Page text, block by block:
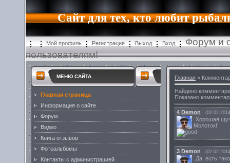
Сайт для тех, кто любит
Мой профиль Регистрация Выход Вход
Форум и
пользователям!
МЕНЮ САЙТА
Главная страница
Информация о сайте
Форум
Видео
Книга отзывов
Фотоальбомы
Контакты с администрацией
Главная »
Найдено
Показано
4 Demon
Хорошая
Молоток!
3 Demon
Да, есть